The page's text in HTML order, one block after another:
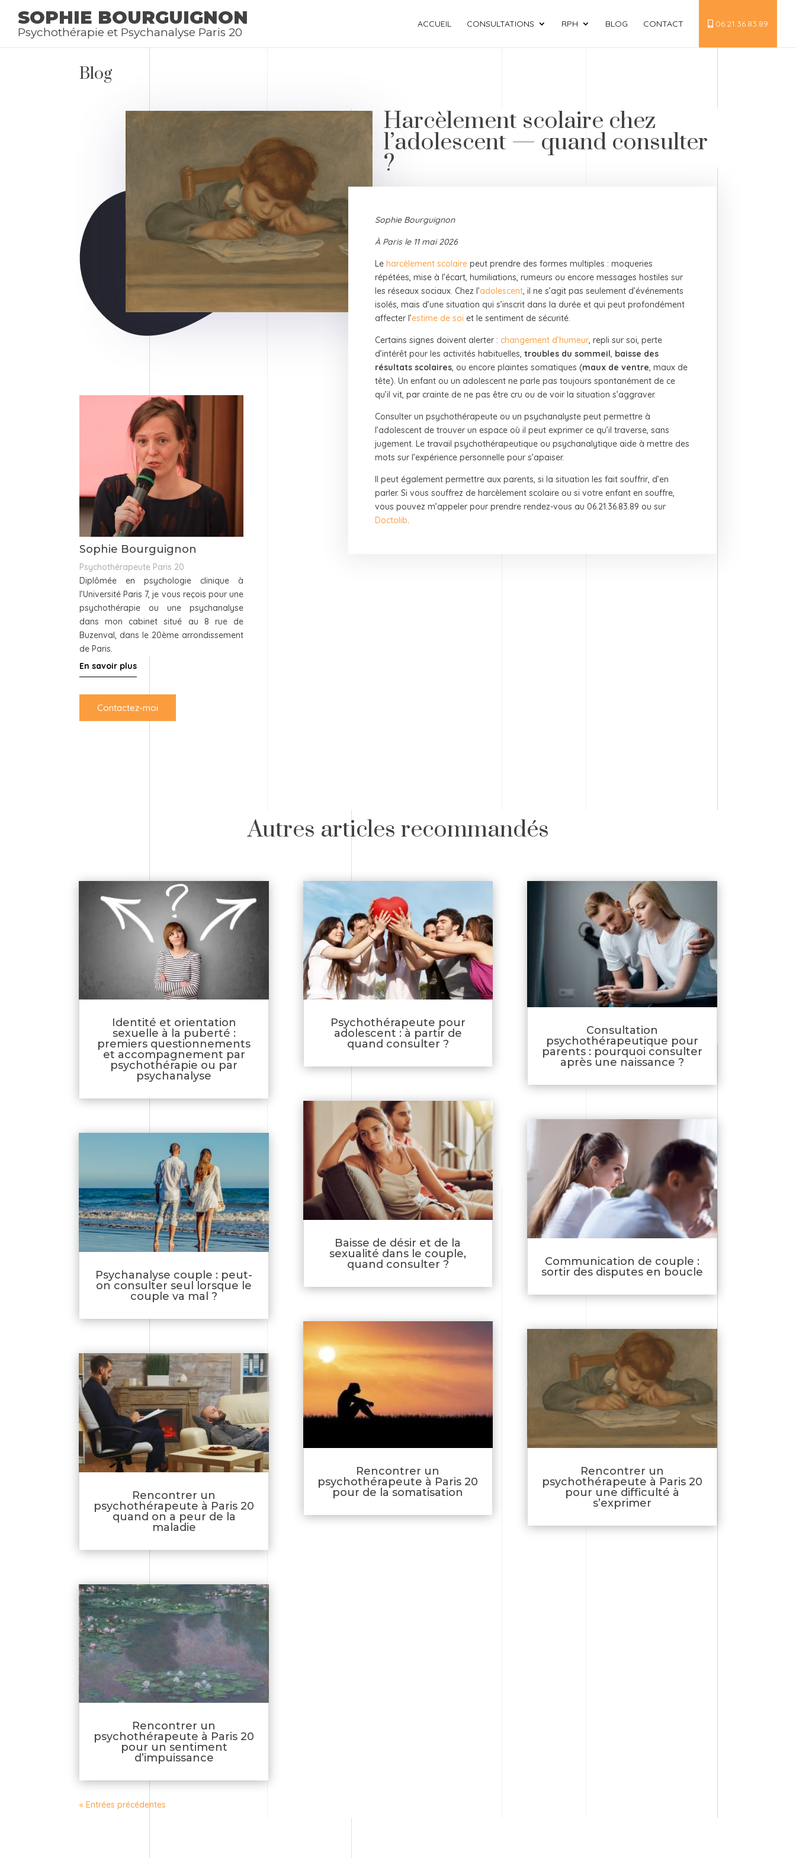
SOPHIE BOURGUIGNON
Psychothérapie et Psychanalyse Paris 20
ACCUEIL CONSULTATIONS RPH BLOG CONTACT 06.21.36.83.89
Blog
Sophie Bourguignon
Psychothérapeute Paris 20
Diplômée en psychologie clinique à
l’Université Paris 7, je vous reçois pour une
psychothérapie ou une psychanalyse
dans mon cabinet situé au 8 rue de
Buzenval, dans le 20ème arrondissement
de Paris.
En savoir plus
Contactez-moi
Harcèlement scolaire chez
l’adolescent — quand consulter
?
Sophie Bourguignon
À Paris le 11 mai 2026
Le harcèlement scolaire peut prendre des formes multiples : moqueries
répétées, mise à l’écart, humiliations, rumeurs ou encore messages hostiles sur
les réseaux sociaux. Chez l’adolescent, il ne s’agit pas seulement d’événements
isolés, mais d’une situation qui s’inscrit dans la durée et qui peut profondément
affecter l’estime de soi et le sentiment de sécurité.
Certains signes doivent alerter : changement d’humeur, repli sur soi, perte
d’intérêt pour les activités habituelles,troubles du sommeil, baisse des
résultats scolaires, ou encore plaintes somatiques (maux de ventre, maux de
tête). Un enfant ou un adolescent ne parle pas toujours spontanément de ce
qu’il vit, par crainte de ne pas être cru ou de voir la situation s’aggraver.
Consulter un psychothérapeute ou un psychanalyste peut permettre à
l’adolescent de trouver un espace où il peut exprimer ce qu’il traverse, sans
jugement. Le travail psychothérapeutique ou psychanalytique aide à mettre des
mots sur l’expérience personnelle pour s’apaiser.
Il peut également permettre aux parents, si la situation les fait souffrir, d’en
parler. Si vous souffrez de harcèlement scolaire ou si votre enfant en souffre,
vous pouvez m’appeler pour prendre rendez-vous au 06.21.36.83.89 ou sur
Doctolib.
Autres articles recommandés
Identité et orientation
sexuelle à la puberté :
premiers questionnements
et accompagnement par
psychothérapie ou par
psychanalyse
Psychanalyse couple : peut-
on consulter seul lorsque le
couple va mal ?
Rencontrer un
psychothérapeute à Paris 20
quand on a peur de la
maladie
Rencontrer un
psychothérapeute à Paris 20
pour un sentiment
d’impuissance
Psychothérapeute pour
adolescent : à partir de
quand consulter ?
Baisse de désir et de la
sexualité dans le couple,
quand consulter ?
Rencontrer un
psychothérapeute à Paris 20
pour de la somatisation
Consultation
psychothérapeutique pour
parents : pourquoi consulter
après une naissance ?
Communication de couple :
sortir des disputes en boucle
Rencontrer un
psychothérapeute à Paris 20
pour une difficulté à
s’exprimer
« Entrées précédentes